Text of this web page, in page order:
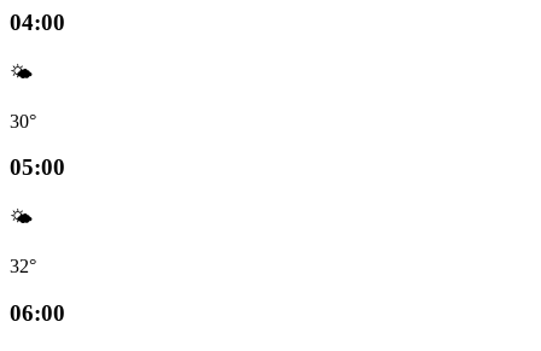
04:00
🌤️
30°
05:00
🌤️
32°
06:00